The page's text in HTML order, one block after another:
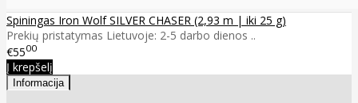
Spiningas Iron Wolf SILVER CHASER (2,93 m | iki 25 g)
Prekių pristatymas Lietuvoje: 2-5 darbo dienos ..
€5500
Į krepšelį
Informacija